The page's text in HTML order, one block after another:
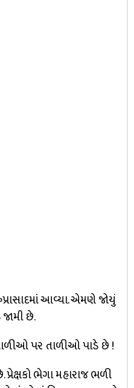
આવ્યા. એમણે જોયું
છે.
પર તાળીઓ પાડે છે !
પ્રેક્ષકો ભેગા મહારાજ ભળી